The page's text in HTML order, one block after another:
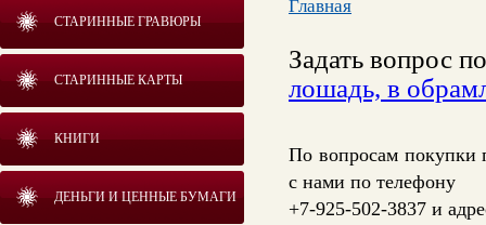
СТАРИННЫЕ ГРАВЮРЫ
СТАРИННЫЕ КАРТЫ
КНИГИ
ДЕНЬГИ И ЦЕННЫЕ БУМАГИ
Главная
Задать вопрос
лошадь, в
По вопросам покупки
с нами по телефону
+7-925-502-3837 и